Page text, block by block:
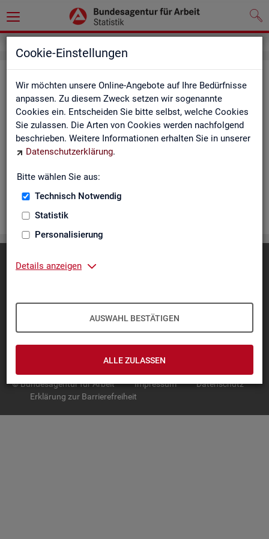
Cookie-Einstellungen
Wir möchten unsere Online-Angebote auf Ihre Bedürfnisse
anpassen. Zu diesem Zweck setzen wir sogenannte
Cookies ein. Entscheiden Sie bitte selbst, welche Cookies
Sie zulassen. Die Arten von Cookies werden nachfolgend
beschrieben. Weitere Informationen erhalten Sie in unserer
Datenschutzerklärung.
Bitte wählen Sie aus:
Technisch Notwendig
Statistik
Personalisierung
Details anzeigen
AUSWAHL BESTÄTIGEN
ALLE ZULASSEN
Rea­li­sier­te Kurz­ar­beit (hoch­ge­rech­
net) - Deutsch­land, Län­der, Re­gio­
nal­di­rek­tio­nen, Agen­tu­ren für Ar­beit
und Krei­se (Mo­nats­zah­len)
nen über Be­stand, Be­trie­be / Be­triebs­grö­ße, Kurz­ar­bei­ter­geld,
Kurz­ar­bei­ter­quo­te und wei­te­re Merk­ma­le.
IN­TER­AK­TI­VE STA­TIS­TI­KEN
GRUND­LA­GEN
© Bundesagentur für Arbeit Impressum
Datenschutz
Erklärung zur Barrierefreiheit